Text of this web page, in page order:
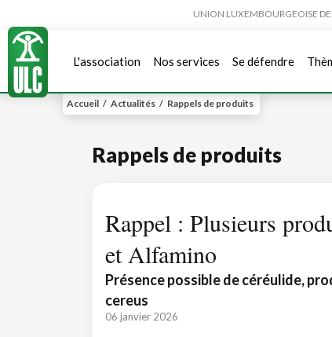
UNION LUXEMBOURGEOISE
L'association Nos services Se défendre
Accueil / Actualités / Rappels de produits
Rappels de produits
Rappel : Plusieurs
et Alfamino
Présence possible de céréulide,
cereus
06 janvier 2026